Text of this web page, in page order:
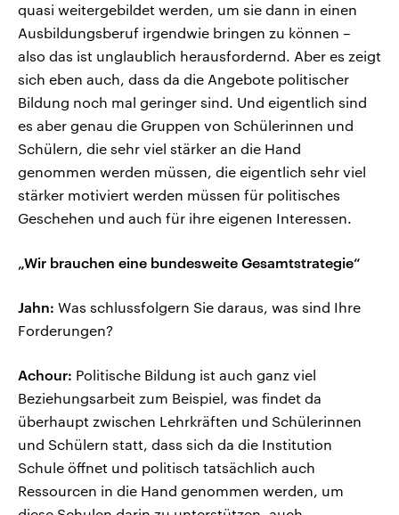
quasi weitergebildet werden, um sie dann in einen
Ausbildungsberuf irgendwie bringen zu können –
also das ist unglaublich herausfordernd. Aber es zeigt
sich eben auch, dass da die Angebote politischer
Bildung noch mal geringer sind. Und eigentlich sind
es aber genau die Gruppen von Schülerinnen und
Schülern, die sehr viel stärker an die Hand
genommen werden müssen, die eigentlich sehr viel
stärker motiviert werden müssen für politisches
Geschehen und auch für ihre eigenen Interessen.
„Wir brauchen eine bundesweite Gesamtstrategie“
Jahn: Was schlussfolgern Sie daraus, was sind Ihre
Forderungen?
Achour: Politische Bildung ist auch ganz viel
Beziehungsarbeit zum Beispiel, was findet da
überhaupt zwischen Lehrkräften und Schülerinnen
und Schülern statt, dass sich da die Institution
Schule öffnet und politisch tatsächlich auch
Ressourcen in die Hand genommen werden, um